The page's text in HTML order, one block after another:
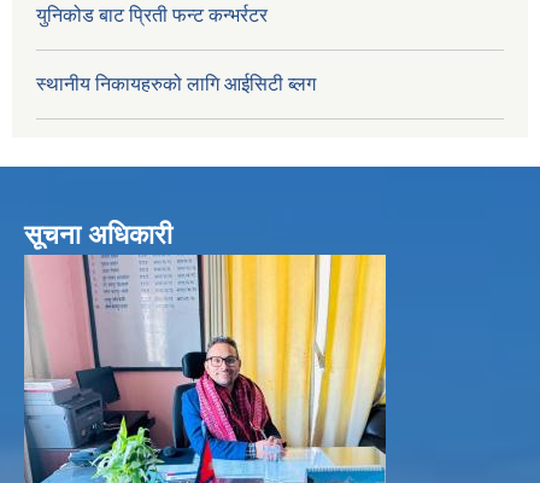
युनिकोड बाट प्रिती फन्ट कन्भर्रटर
स्थानीय निकायहरुको लागि आईसिटी ब्लग
सूचना अधिकारी